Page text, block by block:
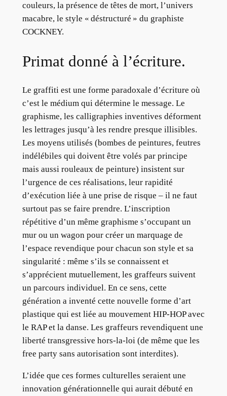
couleurs, la présence de têtes de mort, l’univers
macabre, le style « déstructuré » du graphiste
COCKNEY.
Primat donné à l’écriture.
Le graffiti est une forme paradoxale d’écriture où
c’est le médium qui détermine le message. Le
graphisme, les calligraphies inventives déforment
les lettrages jusqu’à les rendre presque illisibles.
Les moyens utilisés (bombes de peintures, feutres
indélébiles qui doivent être volés par principe
mais aussi rouleaux de peinture) insistent sur
l’urgence de ces réalisations, leur rapidité
d’exécution liée à une prise de risque – il ne faut
surtout pas se faire prendre. L’inscription
répétitive d’un même graphisme s’occupant un
mur ou un wagon pour créer un marquage de
l’espace revendique pour chacun son style et sa
singularité : même s’ils se connaissent et
s’apprécient mutuellement, les graffeurs suivent
un parcours individuel. En ce sens, cette
génération a inventé cette nouvelle forme d’art
plastique qui est liée au mouvement HIP-HOP avec
le RAP et la danse. Les graffeurs revendiquent une
liberté transgressive hors-la-loi (de même que les
free party sans autorisation sont interdites).
L’idée que ces formes culturelles seraient une
innovation générationnelle qui aurait débuté en